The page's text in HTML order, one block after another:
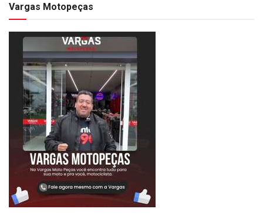
Vargas Motopeças